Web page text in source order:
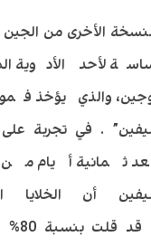
الأخرى من
لأحد الأدوية
والذي يؤخذ
. في تجربة على
ثمانية أيام من
أن الخلايا